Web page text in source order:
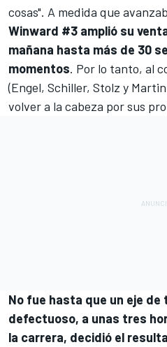
cosas". A medida que
Winward #3 amplió su
mañana hasta más de 30
momentos. Por lo tanto, al
(Engel, Schiller, Stolz y
volver a la cabeza por sus
No fue hasta que un eje de
defectuoso, a unas tres
la carrera, decidió el